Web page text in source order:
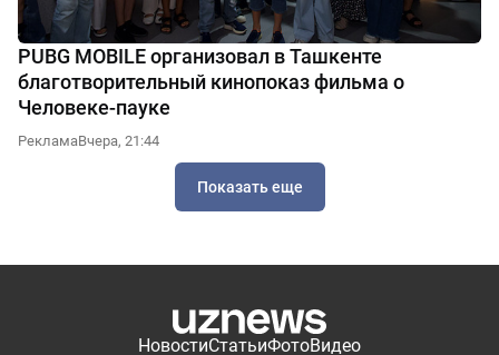
PUBG MOBILE организовал в Ташкенте
благотворительный кинопоказ фильма о
Человеке-пауке
РекламаВчера, 21:44
Показать еще
НовостиСтатьиФотоВидео